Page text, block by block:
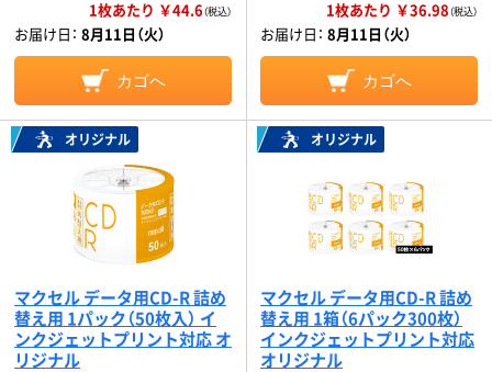
1枚あたり ￥44.6（税込）
お届け日： 8月11日（火）
カゴへ
1枚あたり ￥36.98（税込）
お届け日： 8月11日（火）
カゴへ
オリジナル
マクセル データ用CD-R 詰め
替え用 1パック（50枚入） イ
ンクジェットプリント対応 オ
リジナル
オリジナル
マクセル データ用CD-R 詰め
替え用 1箱（6パック300枚）
インクジェットプリント対応
オリジナル